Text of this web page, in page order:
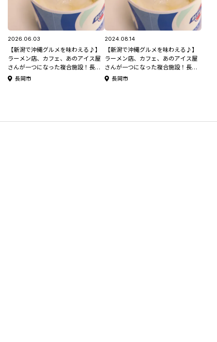
2026.06.03
【新潟で沖縄グルメを味わえる♪】
ラーメン店、カフェ、あのアイス屋
さんが一つになった複合施設！長岡
市寺泊「NEW TOWN 寺泊」【新潟
長岡市
2024.08.14
【新潟で沖縄グルメを味わえる♪】
ラーメン店、カフェ、あのアイス屋
さんが一つになった複合施設！長岡
市寺泊「NEW TOWN 寺泊」
長岡市